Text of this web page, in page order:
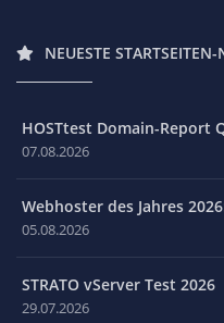
NEUESTE STARTSEITEN-
HOSTtest Domain-Report
07.08.2026
Webhoster des Jahres
05.08.2026
STRATO vServer Test 2026
29.07.2026